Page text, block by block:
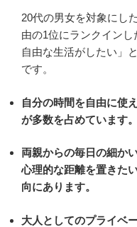
20代の男女を対象にし
由の1位にランクイン
自由な生活がしたい」
です。
自分の時間を自由に使
が多数を占めています。
両親からの毎日の細か
心理的な距離を置きた
向にあります。
大人としてのプライベ